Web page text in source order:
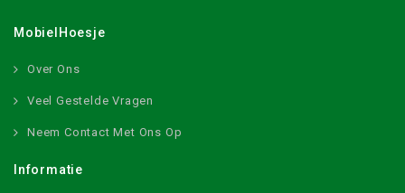
MobielHoesje
Over Ons
Veel Gestelde Vragen
Neem Contact Met Ons Op
Informatie